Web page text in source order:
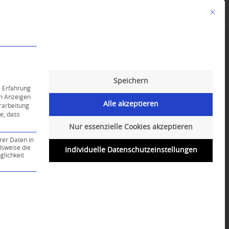
Mit
Erfahrung
Anzeigen
dass
Daten in
die
ist essenziell und kann nicht abgewählt
Speichern
Alle akzeptieren
Nur essenzielle Cookies akzeptieren
Individuelle Datenschutzeinstellungen